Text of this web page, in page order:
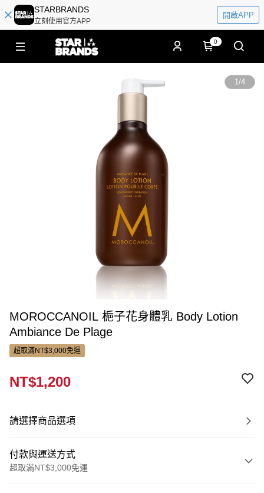
STARBRANDS
立刻使用官方APP
開啟APP
0
1/4
MOROCCANOIL 梔子花身體乳 Body Lotion
Ambiance De Plage
超取滿NT$3,000免運
NT$1,200
請選擇商品選項
付款與運送方式
超取滿NT$3,000免運